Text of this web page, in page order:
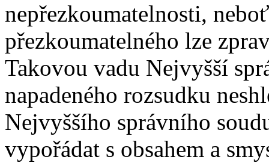
nepřezkoumatelnosti,
přezkoumatelného lze
Takovou vadu Nejvyšší
napadeného rozsudku
Nejvyššího správního
vypořádat s obsahem a